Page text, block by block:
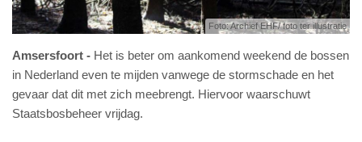
Foto: Archief EHF/ foto ter illustratie
Amsersfoort
Het is beter om aankomend weekend de bossen
in Nederland even te mijden vanwege de stormschade en het
gevaar dat dit met zich meebrengt. Hiervoor waarschuwt
Staatsbosbeheer vrijdag.